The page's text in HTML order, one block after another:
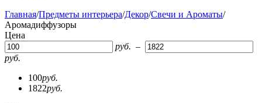
Главная/Предметы интерьера/Декор/Свечи и Ароматы/
Аромадиффузоры
Цена
руб. –
руб.
100руб.
1822руб.